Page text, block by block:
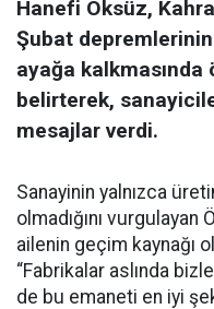
Hanefi Öksüz,
Şubat
ayağa
belirterek,
mesajlar verdi.
Sanayinin yalnızca
olmadığını
ailenin geçim kaynağı
“Fabrikalar aslında
de bu emaneti en iyi